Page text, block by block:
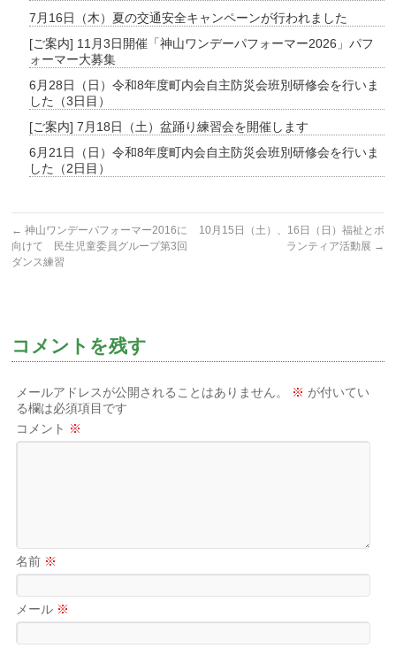
7月16日（木）夏の交通安全キャンペーンが行われました
[ご案内] 11月3日開催「神山ワンデーパフォーマー2026」パフ
ォーマー大募集
6月28日（日）令和8年度町内会自主防災会班別研修会を行いま
した（3日目）
[ご案内] 7月18日（土）盆踊り練習会を開催します
6月21日（日）令和8年度町内会自主防災会班別研修会を行いま
した（2日目）
← 神山ワンデーパフォーマー2016に
向けて 民生児童委員グループ第3回
ダンス練習
10月15日（土）、16日（日）福祉とボ
ランティア活動展 →
コメントを残す
メールアドレスが公開されることはありません。 ※ が付いてい
る欄は必須項目です
コメント ※
名前 ※
メール ※